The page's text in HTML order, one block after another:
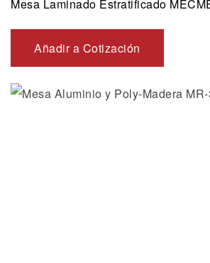
Mesa Laminado Estratificado
Añadir a Cotización